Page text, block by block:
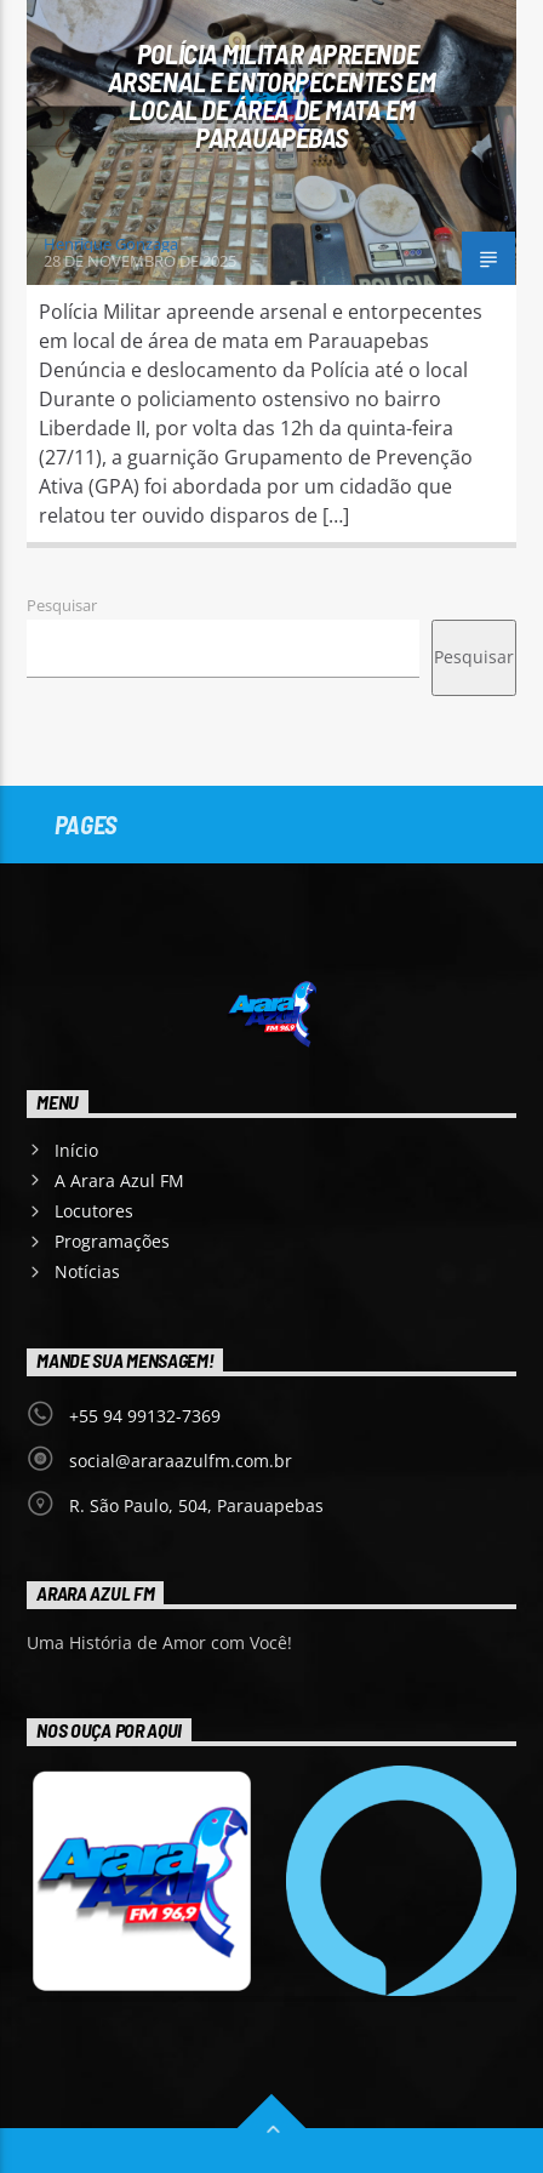
Arara Azul FM
POLÍCIA MILITAR APREENDE
ARSENAL E ENTORPECENTES EM
LOCAL DE ÁREA DE MATA EM
PARAUAPEBAS
Henrique Gonzaga
28 DE NOVEMBRO DE 2025
Polícia Militar apreende arsenal e entorpecentes
em local de área de mata em Parauapebas
Denúncia e deslocamento da Polícia até o local
Durante o policiamento ostensivo no bairro
Liberdade II, por volta das 12h da quinta-feira
(27/11), a guarnição Grupamento de Prevenção
Ativa (GPA) foi abordada por um cidadão que
relatou ter ouvido disparos de […]
Pesquisar
Pesquisar
PAGES
MENU
Início
A Arara Azul FM
Locutores
Programações
Notícias
MANDE SUA MENSAGEM!
+55 94 99132-7369
social@araraazulfm.com.br
R. São Paulo, 504, Parauapebas
ARARA AZUL FM
Uma História de Amor com Você!
NOS OUÇA POR AQUI